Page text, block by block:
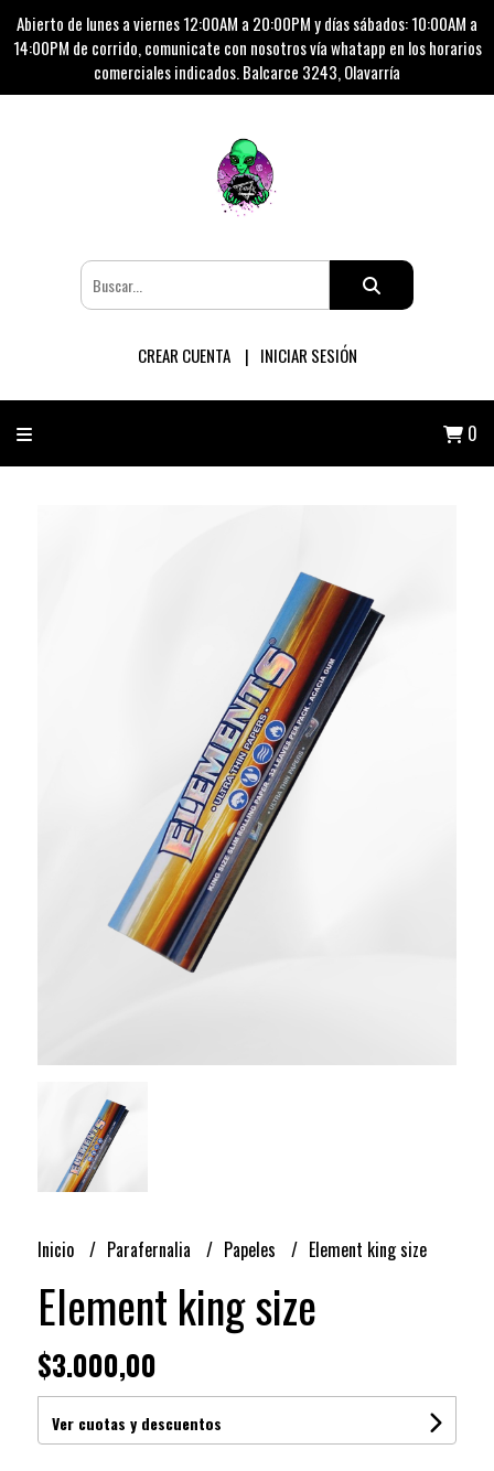
Abierto de lunes a viernes 12:00AM a 20:00PM y días sábados: 10:00AM a
14:00PM de corrido, comunicate con nosotros vía whatapp en los horarios
comerciales indicados. Balcarce 3243, Olavarría
CREAR CUENTA INICIAR SESIÓN
0
Inicio Parafernalia Papeles Element king size
Element king size
$3.000,00
Ver cuotas y descuentos